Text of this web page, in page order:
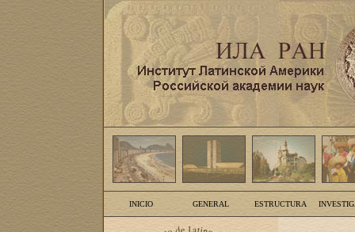
INICIO GENERAL ESTRUCTURA